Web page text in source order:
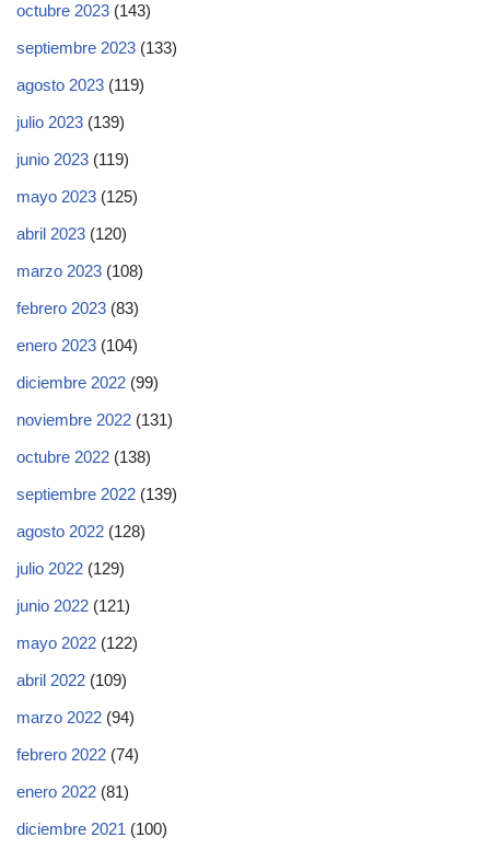
octubre 2023 (143)
septiembre 2023 (133)
agosto 2023 (119)
julio 2023 (139)
junio 2023 (119)
mayo 2023 (125)
abril 2023 (120)
marzo 2023 (108)
febrero 2023 (83)
enero 2023 (104)
diciembre 2022 (99)
noviembre 2022 (131)
octubre 2022 (138)
septiembre 2022 (139)
agosto 2022 (128)
julio 2022 (129)
junio 2022 (121)
mayo 2022 (122)
abril 2022 (109)
marzo 2022 (94)
febrero 2022 (74)
enero 2022 (81)
diciembre 2021 (100)